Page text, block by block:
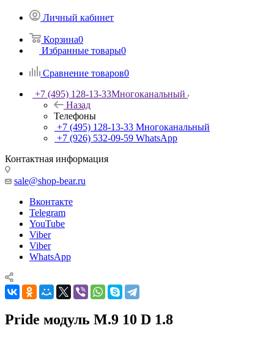
Личный кабинет
Корзина0
Избранные товары0
Сравнение товаров0
+7 (495) 128-13-33Многоканальный
Назад
Телефоны
+7 (495) 128-13-33 Многоканальный
+7 (926) 532-09-59 WhatsApp
Контактная информация
sale@shop-bear.ru
Вконтакте
Telegram
YouTube
Viber
Viber
WhatsApp
Pride модуль M.9 10 D 1.8